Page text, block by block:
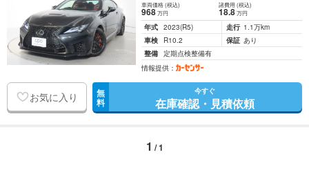
車両価格(税込)
968万円
諸費用 (税込)
18.8 万円
年式 2023(R5) 走行 1.1万km
車検
R10.2 保証 あり
整備 定期点検整備有
情報提供：
お気に入り 無
料
今すぐ
在庫確認・見積依頼
1 / 1